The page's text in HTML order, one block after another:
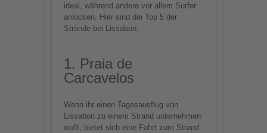
ideal, während andere vor allem Surfer
anlocken. Hier sind die Top 5 der
Strände bei Lissabon:
1. Praia de
Carcavelos
Wenn ihr einen Tagesausflug von
Lissabon zu einem Strand unternehmen
wollt, bietet sich eine Fahrt zum Strand